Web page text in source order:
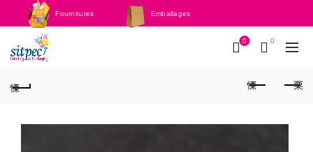
Fournitures Emballages
0 0